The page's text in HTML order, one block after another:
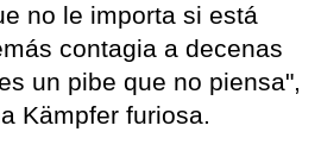
no le importa si está
contagia a decenas
un pibe que no piensa",
Kämpfer furiosa.